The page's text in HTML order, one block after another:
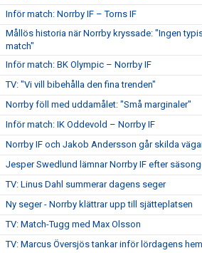
Inför match: Norrby IF – Torns IF
Mållös historia när Norrby kryssade: "Ingen
match"
Inför match: BK Olympic – Norrby IF
TV: "Vi vill bibehålla den fina trenden"
Norrby föll med uddamålet: "Små marginaler"
Inför match: IK Oddevold – Norrby IF
Norrby IF och Jakob Andersson går skilda
Jesper Swedlund lämnar Norrby IF efter
TV: Linus Dahl summerar dagens seger
Ny seger - Norrby klättrar upp till sjätteplatsen
TV: Match-Tugg med Max Olsson
TV: Marcus Översjös tankar inför lördagens